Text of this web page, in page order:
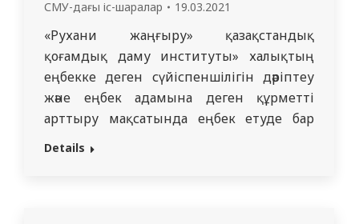
СМУ-дағы іс-шаралар 19.03.2021
«Рухани жаңғыру» қазақстандық
қоғамдық даму институты» халықтың
еңбекке деген сүйіспеншілігін дәріптеу
және еңбек адамына деген құрметті
арттыру мақсатында еңбек етуде бар
күш-жігерін босқа сарп етпей, өмірде
Details